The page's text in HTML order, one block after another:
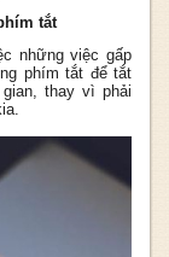
tắt
những việc gấp
phím tắt để tắt
thay vì phải